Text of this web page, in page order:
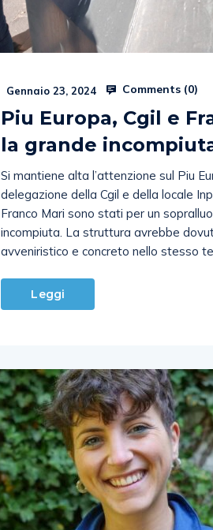
Gennaio 23, 2024 Comments (0)
Piu Europa, Cgil e
la grande
Si mantiene alta l’attenzione sul Piu
delegazione della Cgil e della locale
Franco Mari sono stati per un
incompiuta. La struttura avrebbe
avveniristico e concreto nello stesso
Leggi